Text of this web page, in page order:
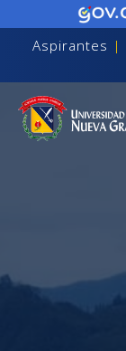
Aspirantes |